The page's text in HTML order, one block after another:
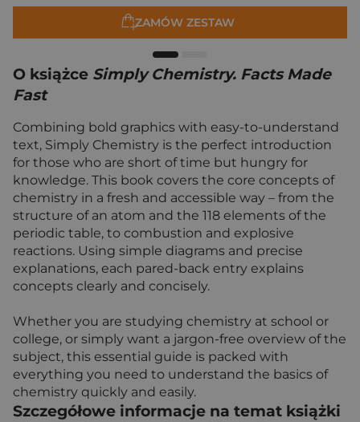
ZAMÓW ZESTAW
O książce Simply Chemistry. Facts Made
Fast
Combining bold graphics with easy-to-understand
text, Simply Chemistry is the perfect introduction
for those who are short of time but hungry for
knowledge. This book covers the core concepts of
chemistry in a fresh and accessible way – from the
structure of an atom and the 118 elements of the
periodic table, to combustion and explosive
reactions. Using simple diagrams and precise
explanations, each pared-back entry explains
concepts clearly and concisely.
Whether you are studying chemistry at school or
college, or simply want a jargon-free overview of the
subject, this essential guide is packed with
everything you need to understand the basics of
chemistry quickly and easily.
Szczegółowe informacje na temat książki